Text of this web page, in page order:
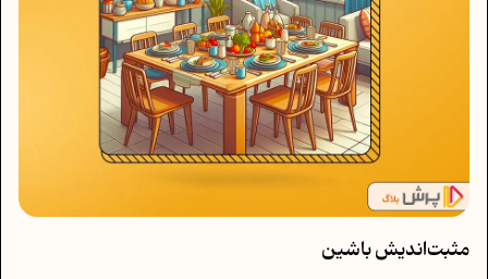
مثبت‌اندیش باشین